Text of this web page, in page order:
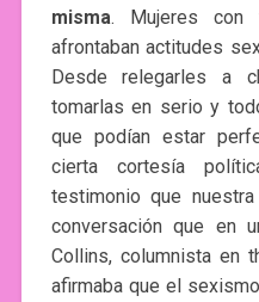
misma. Mujeres con
afrontaban actitudes
Desde relegarles a
tomarlas en serio y
que podían estar
cierta cortesía
testimonio que
conversación que en
Collins, columnista en
afirmaba que el